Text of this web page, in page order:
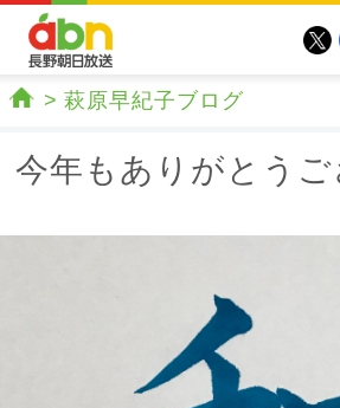
萩原早紀子ブログ
今年もありがとう